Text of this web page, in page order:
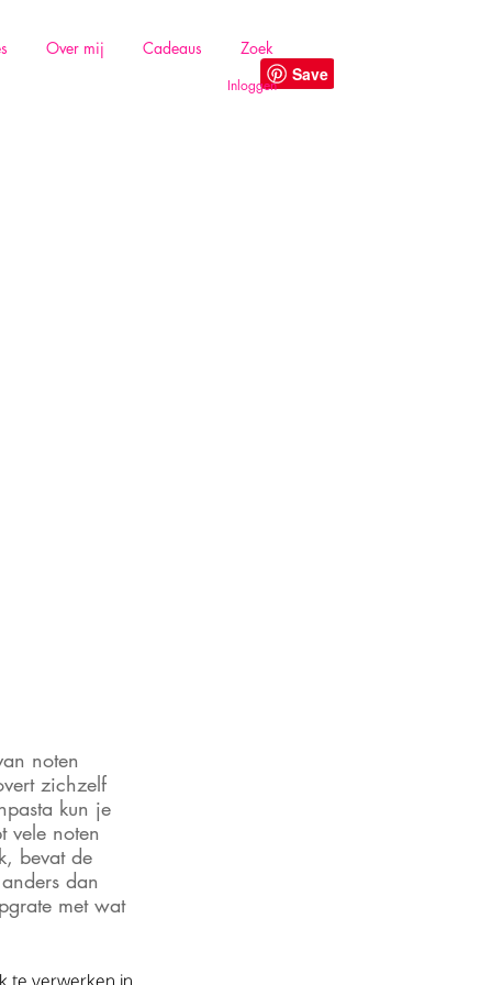
Over mij Cadeaus Zoek
Inloggen
noten
zichzelf
kun je
vele noten
bevat de
dan
met wat